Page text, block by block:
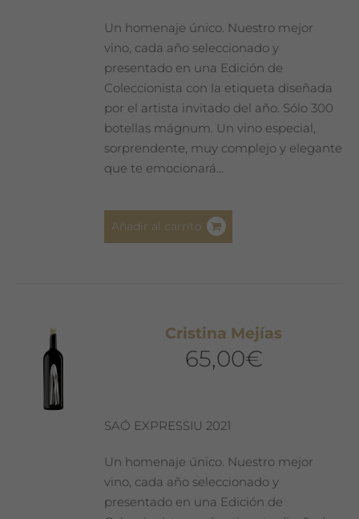
Un homenaje único. Nuestro mejor
vino, cada año seleccionado y
presentado en una Edición de
Coleccionista con la etiqueta diseñada
por el artista invitado del año. Sólo 300
botellas mágnum. Un vino especial,
sorprendente, muy complejo y elegante
que te emocionará…
Añadir al carrito
Cristina Mejías
65,00€
SAÓ EXPRESSIU 2021
Un homenaje único. Nuestro mejor
vino, cada año seleccionado y
presentado en una Edición de